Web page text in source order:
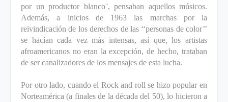
por un productor blanco¨, pensaban aquellos músicos.
Además, a inicios de 1963 las marchas por la
reivindicación de los derechos de las ‘‘personas de color’’
se hacían cada vez más intensas, así que, los artistas
afroamericanos no eran la excepción, de hecho, trataban
de ser canalizadores de los mensajes de esta lucha.
Por otro lado, cuando el Rock and roll se hizo popular en
Norteamérica (a finales de la década del 50), lo hicieron a